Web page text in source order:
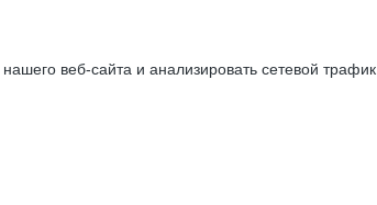
веб-сайта и анализировать сетевой трафик.